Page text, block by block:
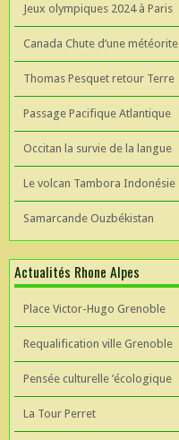
Jeux olympiques 2024 à Paris
Canada Chute d’une météorite
Thomas Pesquet retour Terre
Passage Pacifique Atlantique
Occitan la survie de la langue
Le volcan Tambora Indonésie
Samarcande Ouzbékistan
Actualités Rhone Alpes
Place Victor-Hugo Grenoble
Requalification ville Grenoble
Pensée culturelle ’écologique
La Tour Perret